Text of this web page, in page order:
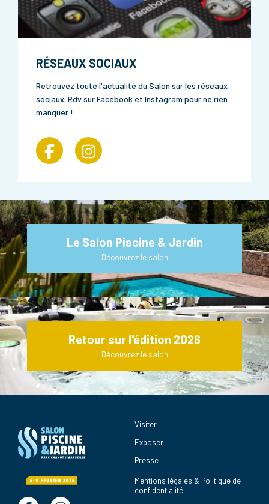
RÉSEAUX SOCIAUX
Retrouvez toute l'actualité du Salon sur les réseaux
sociaux. Rdv surFacebook et Instagram pour ne rien
manquer !
Le Salon Piscine & Jardin
Découvrez le salon
Retour sur l'édition 2026
Découvrez le salon
Visiter
Exposer
Presse
Mentions légales & Politique de
confidentialité